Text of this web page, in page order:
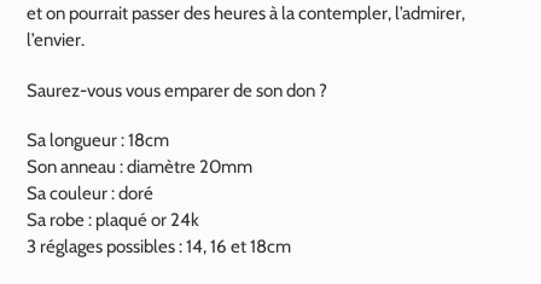
et on pourrait passer des heures à la contempler, l’admirer,
l’envier.
Saurez-vous vous emparer de son don ?
Sa longueur : 18cm
Son anneau : diamètre 20mm
Sa couleur : doré
Sa robe : plaqué or 24k
3 réglages possibles : 14, 16 et 18cm